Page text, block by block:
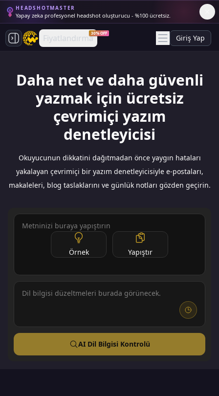
HEADSHOTMASTER
Yapay zeka profesyonel headshot oluşturucu - %100 ücretsiz.
Fiyatlandırma30% OFF
Giriş Yap
Daha net ve daha güvenli
yazmak için ücretsiz
çevrimiçi yazım
denetleyicisi
Okuyucunun dikkatini dağıtmadan önce yaygın hataları
yakalayan çevrimiçi bir yazım denetleyicisiyle e-postaları,
makaleleri, blog taslaklarını ve günlük notları gözden geçirin.
Örnek Yapıştır
Dil bilgisi düzeltmeleri burada görünecek.
AI Dil Bilgisi Kontrolü